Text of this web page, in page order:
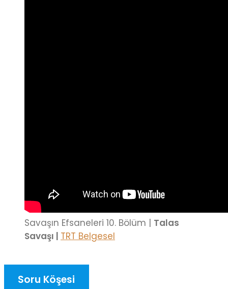
Savaşın Efsaneleri 10. Bölüm | Talas
Savaşı | TRT Belgesel
Soru Köşesi